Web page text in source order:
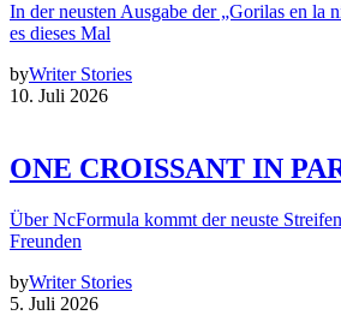
In der neusten Ausgabe der „Gorilas en la
es dieses Mal
byWriter Stories
10. Juli 2026
ONE CROISSANT IN
Über NcFormula kommt der neuste
Freunden
byWriter Stories
5. Juli 2026